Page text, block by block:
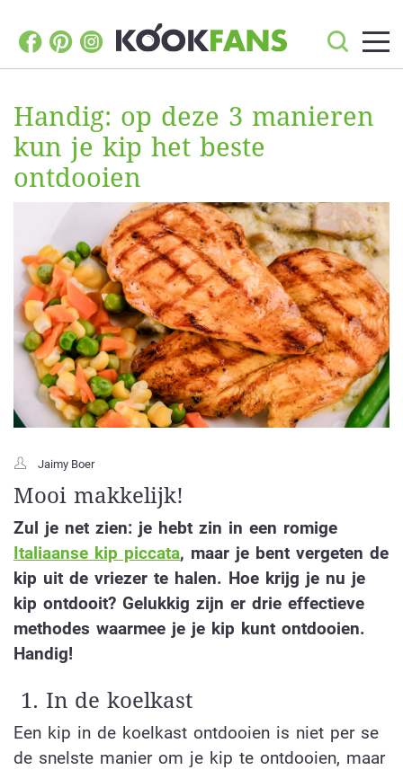
Handig: op deze 3 manieren
kun je kip het beste
ontdooien
Jaimy Boer
Mooi makkelijk!
Zul je net zien: je hebt zin in een romige
Italiaanse kip piccata, maar je bent vergeten de
kip uit de vriezer te halen. Hoe krijg je nu je
kip ontdooit? Gelukkig zijn er drie effectieve
methodes waarmee je je kip kunt ontdooien.
Handig!
1. In de koelkast
Een kip in de koelkast ontdooien is niet per se
de snelste manier om je kip te ontdooien, maar